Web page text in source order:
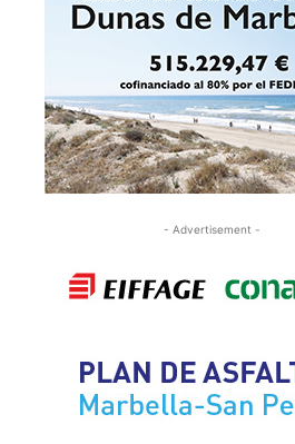
- Advertisement -